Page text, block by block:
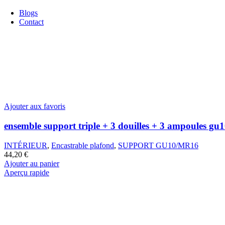
Blogs
Contact
Ajouter aux favoris
ensemble support triple + 3 douilles + 3 ampoules
INTÉRIEUR, Encastrable plafond, SUPPORT GU10/MR16
44,20 €
Ajouter au panier
Aperçu rapide